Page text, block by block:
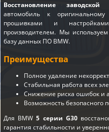
Восстановление заводской
автомобиль к
прошивками и
производителем. Мы
базу данных ПО BMW.
Преимущества
Полное удаление
Стабильная работа всех
Снижение риска ошибок и
Возможность безопасного
Для BMW5 серии G30
гарантия стабильности и